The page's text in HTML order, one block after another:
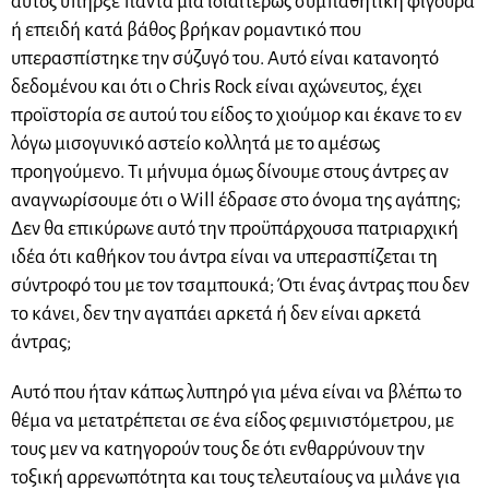
ή επειδή κατά βάθος βρήκαν ρομαντικό που
υπερασπίστηκε την σύζυγό του. Αυτό είναι κατανοητό
δεδομένου και ότι ο Chris Rock είναι αχώνευτος, έχει
προϊστορία σε αυτού του είδος το χιούμορ και έκανε το εν
λόγω μισογυνικό αστείο κολλητά με το αμέσως
προηγούμενο. Τι μήνυμα όμως δίνουμε στους άντρες αν
αναγνωρίσουμε ότι ο Will έδρασε στο όνομα της αγάπης;
Δεν θα επικύρωνε αυτό την προϋπάρχουσα πατριαρχική
ιδέα ότι καθήκον του άντρα είναι να υπερασπίζεται τη
σύντροφό του με τον τσαμπουκά; Ότι ένας άντρας που δεν
το κάνει, δεν την αγαπάει αρκετά ή δεν είναι αρκετά
άντρας;
Αυτό που ήταν κάπως λυπηρό για μένα είναι να βλέπω το
θέμα να μετατρέπεται σε ένα είδος φεμινιστόμετρου, με
τους μεν να κατηγορούν τους δε ότι ενθαρρύνουν την
τοξική αρρενωπότητα και τους τελευταίους να μιλάνε για